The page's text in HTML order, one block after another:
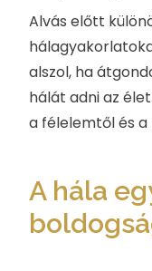
Alvás előtt
alszol, ha
hálát adni az
a félelemtől és
A hála